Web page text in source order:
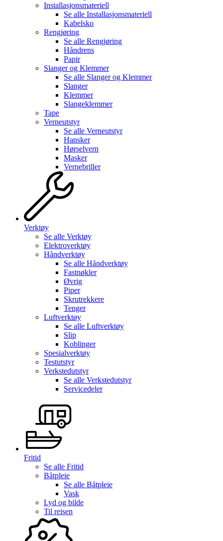
Installasjonsmateriell
Se alle Installasjonsmateriell
Kabelsko
Rengjøring
Se alle Rengjøring
Håndrens
Papir
Slanger og Klemmer
Se alle Slanger og Klemmer
Slanger
Klemmer
Slangeklemmer
Tape
Verneutstyr
Se alle Verneutstyr
Hansker
Hørselvern
Masker
Vernebriller
Verktøy
Se alle Verktøy
Elektroverktøy
Håndverktøy
Se alle Håndverktøy
Fastnøkler
Øvrig
Piper
Skrutrekkere
Tenger
Luftverktøy
Se alle Luftverktøy
Slip
Koblinger
Spesialverktøy
Testutstyr
Verkstedutstyr
Se alle Verkstedutstyr
Servicedeler
Fritid
Se alle Fritid
Båtpleie
Se alle Båtpleie
Vask
Lyd og bilde
Til reisen